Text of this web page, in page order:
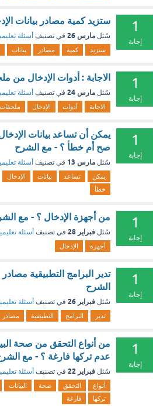
1
إجابة
ستزيد كمية مصادر بيانات
سُئل مارس 26 في تصنيف أسئلة
ستزيد كمية مصادر بيانات
1
إجابة
الاجابة : أدوات الإدخال من
سُئل مارس 24 في تصنيف أسئلة
الاجابة أدوات الإدخال ملحقات
1
إجابة
يمكن أن تساعد بيانات
صح أم خطأ ؟ - مع الشرح
سُئل مارس 13 في تصنيف أسئلة
يمكن تساعد بيانات الإدخال
خطأ
1
إجابة
من أجهزة الإدخال ؟ - مع
سُئل فبراير 28 في تصنيف أسئلة
أجهزة الإدخال
1
إجابة
تدير البرامج التطبيقية
الشرح
سُئل فبراير 26 في تصنيف أسئلة
تدير البرامج التطبيقية مصادر
1
إجابة
من أنواع التحقق من صحة
عدم تركها فارغة ؟ - مع
سُئل فبراير 22 في تصنيف أسئلة
أنواع التحقق صحة البيانات
تركها
فارغة